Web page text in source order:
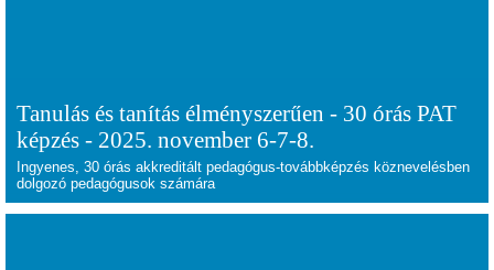
Tanulás és tanítás élményszerűen - 30 órás PAT
képzés - 2025. november 6-7-8.
Ingyenes, 30 órás akkreditált pedagógus-továbbképzés köznevelésben
dolgozó pedagógusok számára